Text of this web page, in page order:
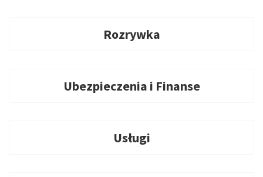
Rozrywka
Ubezpieczenia i Finanse
Usługi